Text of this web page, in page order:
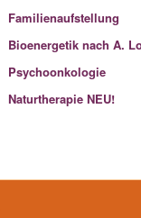
Familienaufstellung
Bioenergetik nach A.
Psychoonkologie
NaturtherapieNEU!